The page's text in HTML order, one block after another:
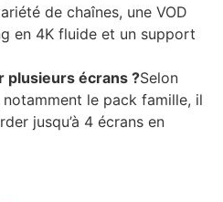
de chaînes, une VOD
en 4K fluide et un support
plusieurs écrans ?Selon
notamment le pack famille, il
jusqu’à 4 écrans en